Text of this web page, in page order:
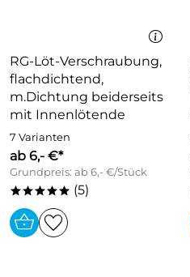
RG-Löt-Verschraubung,
flachdichtend,
m.Dichtung beiderseits
mit Innenlötende
7 Varianten
ab 6,- €*
Grundpreis: ab 6,- €/Stück
***** (5)